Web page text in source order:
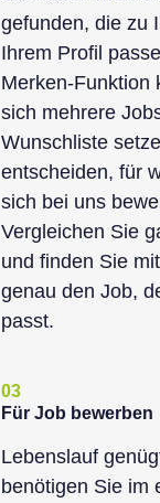
gefunden, die zu
Ihrem Profil
Merken-Funktion
sich mehrere
Wunschliste
entscheiden, für
sich bei uns
Vergleichen Sie
und finden Sie
genau den Job,
passt.
03
Für Job bewerben
Lebenslauf
benötigen Sie im